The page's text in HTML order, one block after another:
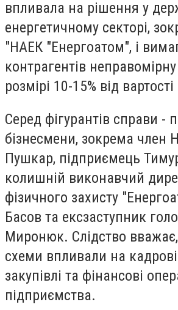
впливала на рішення у
енергетичному секторі,
"НАЕК "Енергоатом", і
контрагентів
розмірі 10-15% від
Серед фігурантів справи -
бізнесмени, зокрема член
Пушкар, підприємець
колишній виконавчий
фізичного захисту
Басов та ексзаступник
Миронюк. Слідство
схеми впливали на
закупівлі та фінансові
підприємства.